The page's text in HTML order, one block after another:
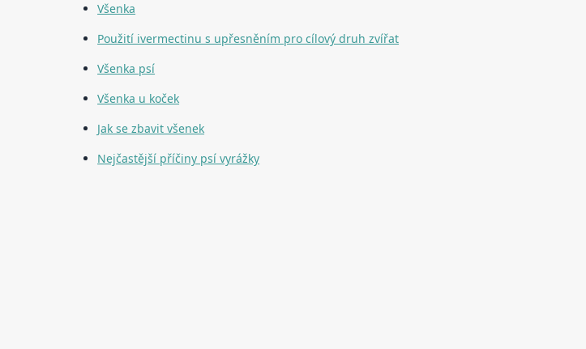
Všenka
Použití ivermectinu s upřesněním pro cílový druh zvířat
Všenka psí
Všenka u koček
Jak se zbavit všenek
Nejčastější příčiny psí vyrážky